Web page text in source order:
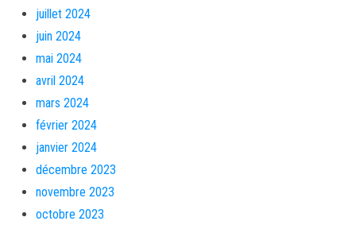
juillet 2024
juin 2024
mai 2024
avril 2024
mars 2024
février 2024
janvier 2024
décembre 2023
novembre 2023
octobre 2023